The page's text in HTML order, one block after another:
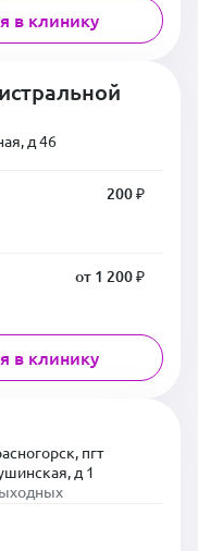
в клинику
д 46
200 ₽
от 1 200 ₽
в клинику
пгт
д 1